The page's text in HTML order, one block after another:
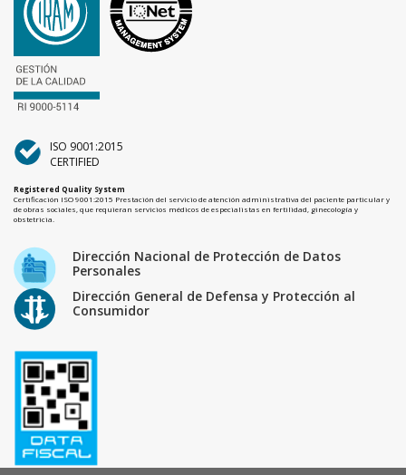
ISO 9001:2015
CERTIFIED
Registered Quality System
Certificación ISO 9001:2015 Prestación del servicio de atención administrativa del paciente particular y
de obras sociales, que requieran servicios médicos de especialistas en fertilidad, ginecología y
obstetricia.
Dirección Nacional de Protección de Datos
Personales
Dirección General de Defensa y Protección al
Consumidor